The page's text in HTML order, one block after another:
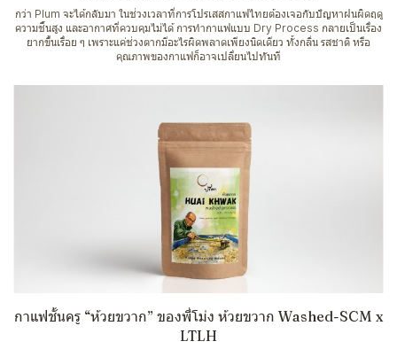
กว่า Plum จะได้กลับมา ในช่วงเวลาที่การโปรเสสกาแฟไทยต้องเจอกับปัญหาฝนผิดฤดู
ความชื้นสูง และอากาศที่ควบคุมไม่ได้ การทำกาแฟแบบ Dry Process กลายเป็นเรื่อง
ยากขึ้นเรื่อย ๆ เพราะแค่ช่วงตากมีอะไรผิดพลาดเพียงนิดเดียว ทั้งกลิ่น รสชาติ หรือ
คุณภาพของกาแฟก็อาจเปลี่ยนไปทันที
กาแฟชั้นครู “ห้วยขวาก” ของพี่โม่ง ห้วยขวาก Washed-SCM x
LTLH